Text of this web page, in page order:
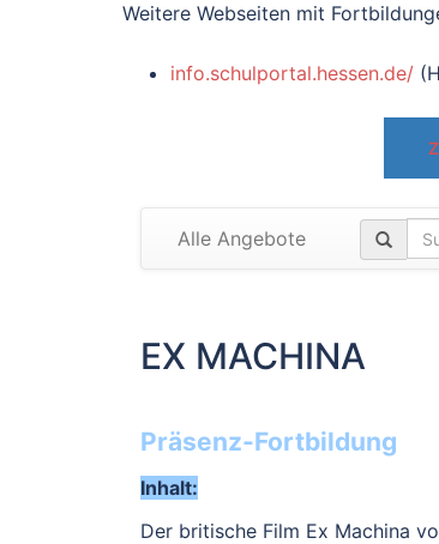
Weitere Webseiten mit
info.schulportal.hessen.de/
Alle Angebote
EX MACHINA
Präsenz-Fortbildung
Inhalt:
Der britische Film Ex Machina